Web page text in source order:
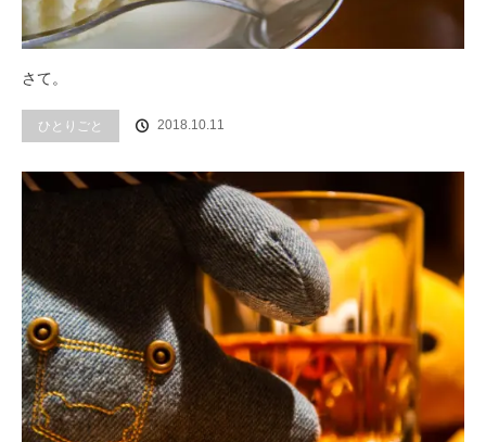
さて。
ひとりごと 2018.10.11